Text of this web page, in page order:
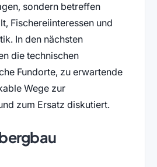
sondern betreffen
Fischereiinteressen und
In den nächsten
die technischen
Fundorte, zu erwartende
Wege zur
zum Ersatz diskutiert.